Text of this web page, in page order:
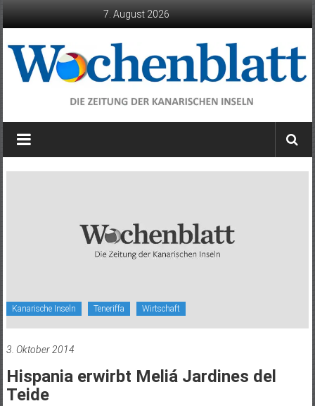
7. August 2026
Wochenblatt
die
Kanarische Inseln Teneriffa Wirtschaft
3. Oktober 2014
Hispania erwirbt Meliá Jardines del
Teide